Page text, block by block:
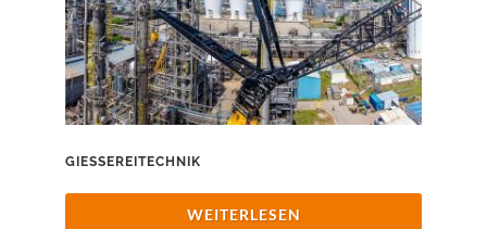
GIESSEREITECHNIK
WEITERLESEN